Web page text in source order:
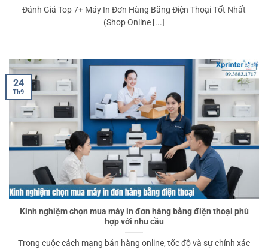
Đánh Giá Top 7+ Máy In Đơn Hàng Bằng Điện Thoại Tốt Nhất
(Shop Online [...]
Kinh nghiệm chọn mua máy in đơn hàng bằng điện thoại phù
hợp với nhu cầu
Trong cuộc cách mạng bán hàng online, tốc độ và sự chính xác
24
Th9